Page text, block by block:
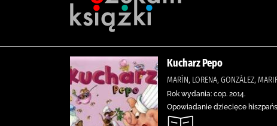
Kucharz Pepo
MARÍN, LORENA, GONZÁLEZ,
Rok wydania: cop. 2014.
Opowiadanie dziecięce